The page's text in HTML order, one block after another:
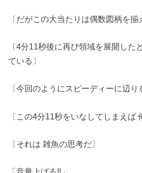
〔だがこの大当たりは偶数図柄を揃
〔4分11秒後に再び領域を展開した
ている〕
〔今回のようにスピーディーに辺り
〔この4分11秒をいなしてしまえば
〔それは 雑魚の思考だ〕